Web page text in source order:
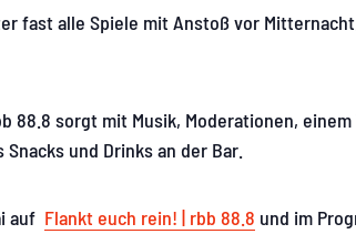
fast alle Spiele mit Anstoß vor
88.8 sorgt mit Musik, Moderationen,
und Drinks an der Bar.
auf Flankt euch rein! | rbb 88.8 und im